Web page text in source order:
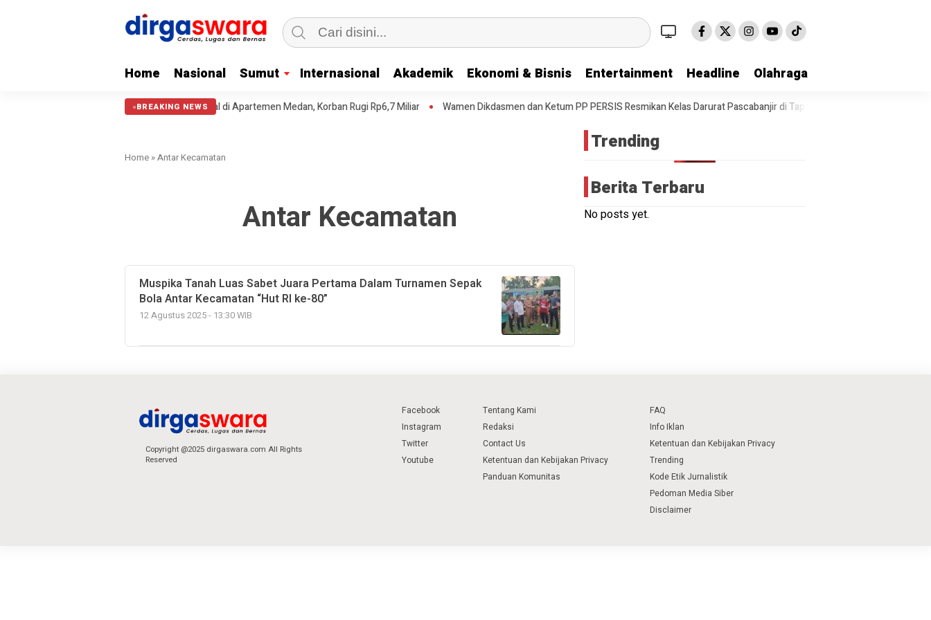
Home Nasional Sumut Internasional Akademik Ekonomi & Bisnis Entertainment Headline Olahraga
BREAKING NEWS
Bongkar Sindikat Scamming Internasional di Apartemen Medan, Korban Rugi Rp6,7 Miliar Wamen Dikdasmen dan Ketum PP PERSIS Resmikan Kelas Darurat Pascabanjir di Tapanuli Tengah
Home »Antar Kecamatan
Antar Kecamatan
Muspika Tanah Luas Sabet Juara Pertama Dalam Turnamen Sepak
Bola Antar Kecamatan “Hut RI ke-80”
12 Agustus 2025 - 13:30 WIB
Trending
Berita Terbaru
No posts yet.
Copyright @2025 dirgaswara.com All Rights
Reserved
Facebook
Instagram
Twitter
Youtube
Tentang Kami
Redaksi
Contact Us
Ketentuan dan Kebijakan Privacy
Panduan Komunitas
FAQ
Info Iklan
Ketentuan dan Kebijakan Privacy
Trending
Kode Etik Jurnalistik
Pedoman Media Siber
Disclaimer